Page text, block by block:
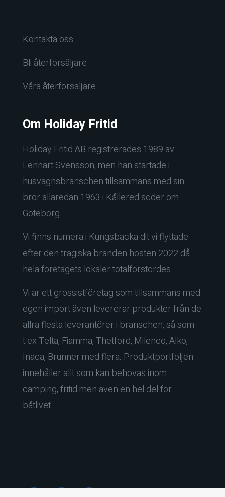
Kontakta oss
Bli återförsäljare
Våra återförsäljare
Om Holiday Fritid
Holiday Fritid AB registrerades 1989 av
Lennart Svensson, men han startade i
husvagnsbranschen tillsammans med sin
bror allaredan 1963 i Kållered söder om
Göteborg.
Vi finns numera i Kungsbacka dit vi flyttade
efter den tragiska branden hösten 2022 då
hela företagets lokaler totalförstördes.
Vi är ett grossistföretag som tillsammans med
egen import även levererar produkter från de
allra flesta leverantörer i branschen, så som
t.ex Telta, Fiamma, Thetford, Milenco, Alko,
Inaca, Brunner med flera. Produktportföljen
innehåller allt som kan behövas inom
camping, fritid men även en hel del för
båtlivet.